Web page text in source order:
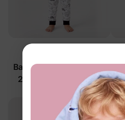
Baby-/Kleinkind-Unisex
2-teiliges Safari-Tier-
Schlafanzug-Set